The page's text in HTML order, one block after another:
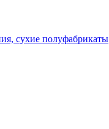
сухие полуфабрикаты